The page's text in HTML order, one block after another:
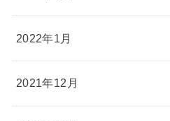
2022年1月
2021年12月